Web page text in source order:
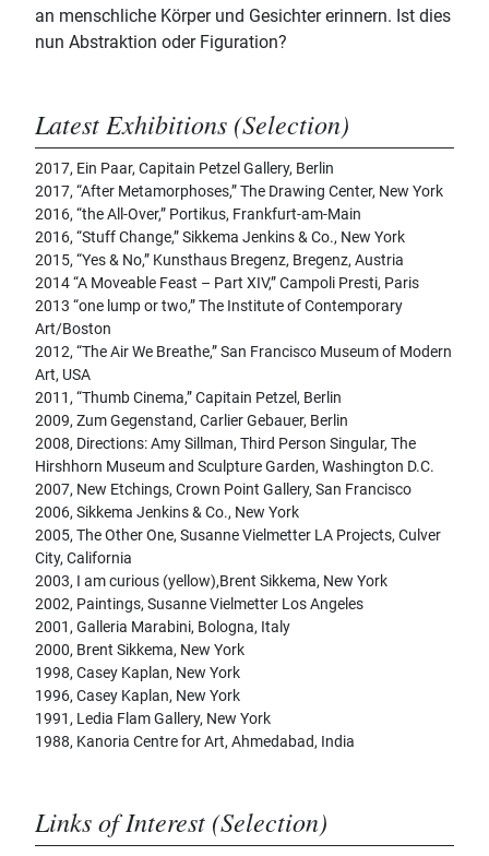
an menschliche Körper und Gesichter erinnern. Ist dies
nun Abstraktion oder Figuration?
Latest Exhibitions (Selection)
2017, Ein Paar, Capitain Petzel Gallery, Berlin
2017, “After Metamorphoses,” The Drawing Center, New York
2016, “the All-Over,” Portikus, Frankfurt-am-Main
2016, “Stuff Change,” Sikkema Jenkins & Co., New York
2015, “Yes & No,” Kunsthaus Bregenz, Bregenz, Austria
2014 “A Moveable Feast – Part XIV,” Campoli Presti, Paris
2013 “one lump or two,” The Institute of Contemporary
Art/Boston
2012, “The Air We Breathe,” San Francisco Museum of Modern
Art, USA
2011, “Thumb Cinema,” Capitain Petzel, Berlin
2009, Zum Gegenstand, Carlier Gebauer, Berlin
2008, Directions: Amy Sillman, Third Person Singular, The
Hirshhorn Museum and Sculpture Garden, Washington D.C.
2007, New Etchings, Crown Point Gallery, San Francisco
2006, Sikkema Jenkins & Co., New York
2005, The Other One, Susanne Vielmetter LA Projects, Culver
City, California
2003, I am curious (yellow),Brent Sikkema, New York
2002, Paintings, Susanne Vielmetter Los Angeles
2001, Galleria Marabini, Bologna, Italy
2000, Brent Sikkema, New York
1998, Casey Kaplan, New York
1996, Casey Kaplan, New York
1991, Ledia Flam Gallery, New York
1988, Kanoria Centre for Art, Ahmedabad, India
Links of Interest (Selection)